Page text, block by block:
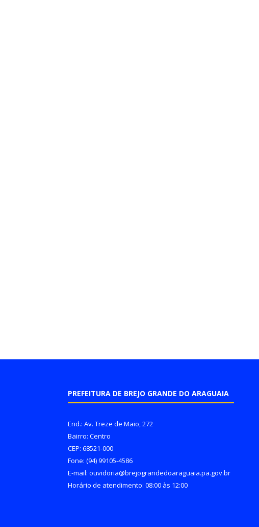
PREFEITURA DE BREJO GRANDE DO ARAGUAIA
End.: Av. Treze de Maio, 272
Bairro: Centro
CEP: 68521-000
Fone: (94) 99105-4586
E-mail: ouvidoria@brejograndedoaraguaia.pa.gov.br
Horário de atendimento: 08:00 às 12:00